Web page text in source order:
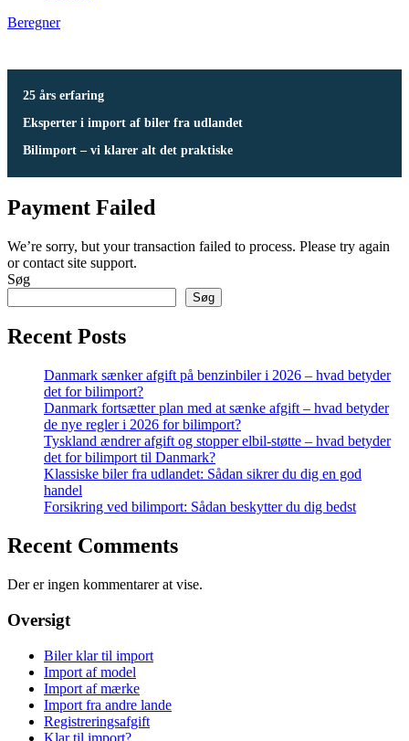
Beregner
25 års erfaring
Eksperter i import af biler fra udlandet
Bilimport – vi klarer alt det praktiske
Payment Failed
We’re sorry, but your transaction failed to process. Please try again
or contact site support.
Søg
Søg
Recent Posts
Danmark sænker afgift på benzinbiler i 2026 – hvad betyder
det for bilimport?
Danmark fortsætter plan med at sænke afgift – hvad betyder
de nye regler i 2026 for bilimport?
Tyskland ændrer afgift og stopper elbil-støtte – hvad betyder
det for bilimport til Danmark?
Klassiske biler fra udlandet: Sådan sikrer du dig en god
handel
Forsikring ved bilimport: Sådan beskytter du dig bedst
Recent Comments
Der er ingen kommentarer at vise.
Oversigt
Biler klar til import
Import af model
Import af mærke
Import fra andre lande
Registreringsafgift
Klar til import?